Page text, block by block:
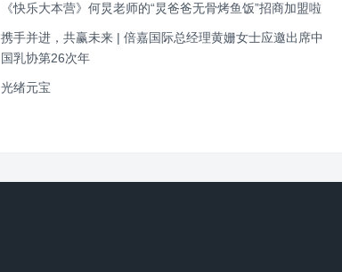
《快乐大本营》何炅老师的“炅爸爸无骨烤鱼饭”招商加盟啦
携手并进，共赢未来 | 倍嘉国际总经理黄姗女士应邀出席中
国乳协第26次年
光绪元宝